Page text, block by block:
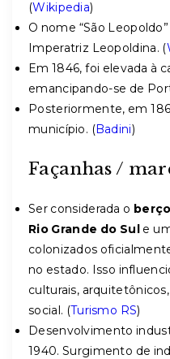
(Wikipedia)
O nome “São
Imperatriz Leopoldina. (
Em 1846, foi elevada à
emancipando-se de
Posteriormente, em
município. (Badini)
Façanhas /
Ser considerada o
Rio Grande do Sule
colonizados
no estado. Isso
culturais,
social. (Turismo RS)
Desenvolvimento
1940. Surgimento de